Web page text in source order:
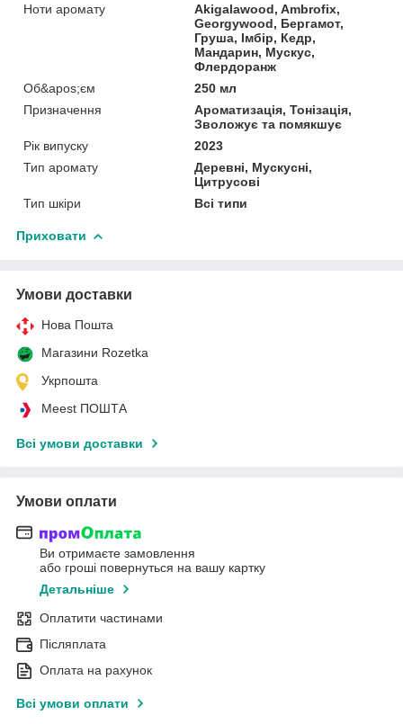
Ноти аромату
Akigalawood, Ambrofix,
Georgywood, Бергамот,
Груша, Імбір, Кедр,
Мандарин, Мускус,
Флердоранж
Об&apos;єм
250 мл
Призначення
Ароматизація, Тонізація,
Зволожує та помякшує
Рік випуску
2023
Тип аромату
Деревні, Мускусні,
Цитрусові
Тип шкіри
Всі типи
Приховати
Умови доставки
Нова Пошта
Магазини Rozetka
Укрпошта
Meest ПОШТА
Всі умови доставки
Умови оплати
Ви отримаєте замовлення
або гроші повернуться на вашу картку
Детальніше
Оплатити частинами
Післяплата
Оплата на рахунок
Всі умови оплати